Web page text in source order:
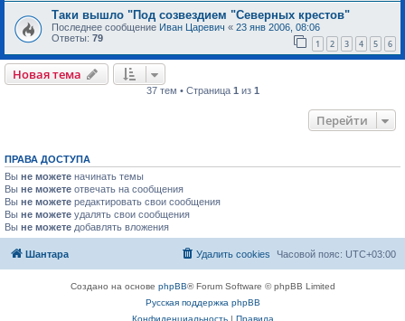
Таки вышло "Под созвездием "Северных крестов"
Последнее сообщение Иван Царевич « 23 янв 2006, 08:06
Ответы: 79 1 2 3 4 5 6
Новая тема
37 тем • Страница 1 из 1
Перейти
ПРАВА ДОСТУПА
Вы не можете начинать темы
Вы не можете отвечать на сообщения
Вы не можете редактировать свои сообщения
Вы не можете удалять свои сообщения
Вы не можете добавлять вложения
Шантара Часовой пояс: UTC+03:00
Удалить cookies
Создано на основе phpBB® Forum Software © phpBB Limited
Русская поддержка phpBB
Конфиденциальность| Правила